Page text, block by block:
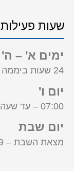
שעות פעילות
ימים א' – ה'
24 שעות ביממה
יום ו'
07:00 – עד שעה לפני כניסת שבת
יום שבת
מצאת השבת – 23:59